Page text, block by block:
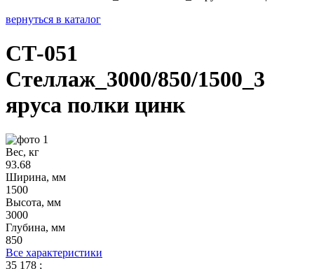
вернуться в каталог
СТ-051
Стеллаж_3000/850/1500_3
яруса полки цинк
Вес, кг
93.68
Ширина, мм
1500
Высота, мм
3000
Глубина, мм
850
Все характеристики
35 178 ;